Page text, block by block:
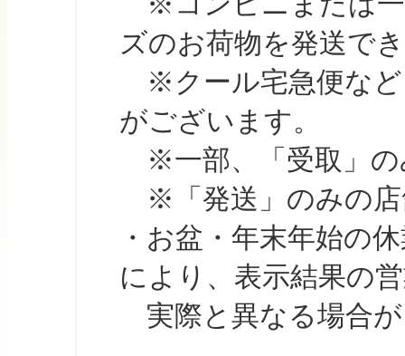
ズのお荷物を発送で
※クール宅急便など
がございます。
※一部、「受取」の
※「発送」のみの店
・お盆・年末年始の
により、表示結果の
実際と異なる場合が